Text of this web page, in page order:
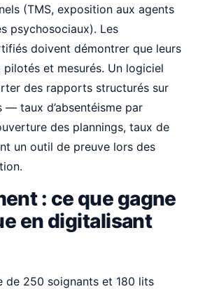
(TMS, exposition aux agents
psychosociaux). Les
doivent démontrer que leurs
pilotés et mesurés. Un logiciel
des rapports structurés sur
— taux d’absentéisme par
des plannings, taux de
un outil de preuve lors des
: ce que gagne
en digitalisant
de 250 soignants et 180 lits